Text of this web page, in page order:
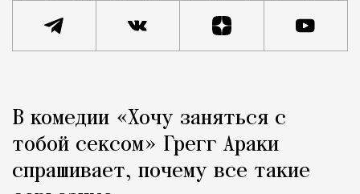
Город
В комедии «Хочу заняться с
тобой сексом» Грегг Араки
спрашивает, почему все такие